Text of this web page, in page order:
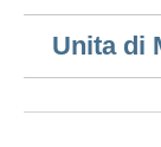
Unita di